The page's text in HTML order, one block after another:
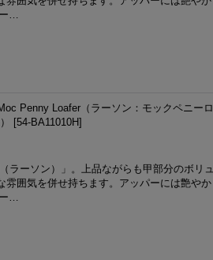
…
Penny Loafer（ラーソン：モックペニーロ
[54-BA11010H]
ラーソン）」。上品ながらも甲部分のボリュ
雰囲気を併せ持ちます。アッパーには艶やか
…